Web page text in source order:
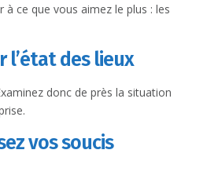
ce que vous aimez le plus : les
l’état des lieux
donc de près la situation
vos soucis